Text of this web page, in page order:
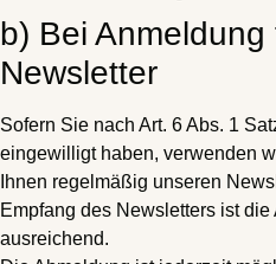
b) Bei
Newsletter
Sofern Sie nach Art. 6 Abs. 1
eingewilligt haben, verwenden
Ihnen regelmäßig unseren
Empfang des Newsletters ist
ausreichend.